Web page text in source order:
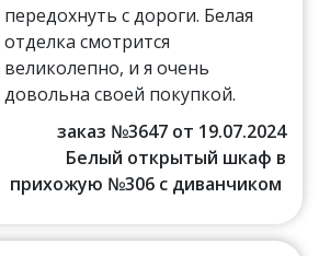
передохнуть с дороги. Белая
отделка смотрится
великолепно, и я очень
довольна своей покупкой.
заказ №3647 от 19.07.2024
Белый открытый шкаф в
прихожую №306 с диванчиком